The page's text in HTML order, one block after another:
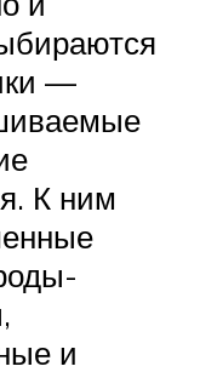
—
К ним
и